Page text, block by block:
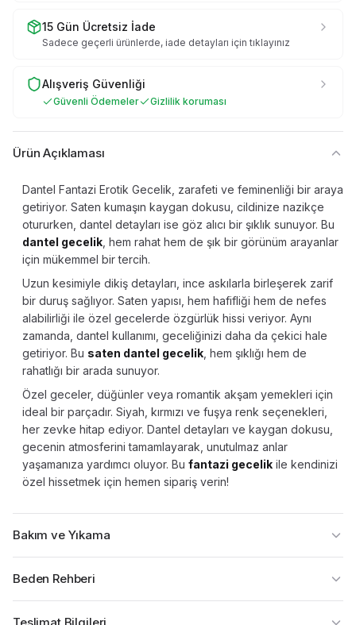
15 Gün Ücretsiz İade
Sadece geçerli ürünlerde, iade detayları için tıklayınız
Alışveriş Güvenliği
Güvenli Ödemeler Gizlilik koruması
Ürün Açıklaması
Dantel Fantazi Erotik Gecelik, zarafeti ve feminenliği bir araya
getiriyor. Saten kumaşın kaygan dokusu, cildinize nazikçe
otururken, dantel detayları ise göz alıcı bir şıklık sunuyor. Bu
dantel gecelik , hem rahat hem de şık bir görünüm arayanlar
için mükemmel bir tercih.
Uzun kesimiyle dikiş detayları, ince askılarla birleşerek zarif
bir duruş sağlıyor. Saten yapısı, hem hafifliği hem de nefes
alabilirliği ile özel gecelerde özgürlük hissi veriyor. Aynı
zamanda, dantel kullanımı, geceliğinizi daha da çekici hale
getiriyor. Bu saten dantel gecelik , hem şıklığı hem de
rahatlığı bir arada sunuyor.
Özel geceler, düğünler veya romantik akşam yemekleri için
ideal bir parçadır. Siyah, kırmızı ve fuşya renk seçenekleri,
her zevke hitap ediyor. Dantel detayları ve kaygan dokusu,
gecenin atmosferini tamamlayarak, unutulmaz anlar
yaşamanıza yardımcı oluyor. Bu fantazi gecelik ile kendinizi
özel hissetmek için hemen sipariş verin!
Bakım ve Yıkama
Beden Rehberi